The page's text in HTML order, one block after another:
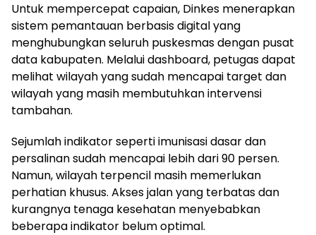
Untuk mempercepat capaian, Dinkes menerapkan
sistem pemantauan berbasis digital yang
menghubungkan seluruh puskesmas dengan pusat
data kabupaten. Melalui dashboard, petugas dapat
melihat wilayah yang sudah mencapai target dan
wilayah yang masih membutuhkan intervensi
tambahan.
Sejumlah indikator seperti imunisasi dasar dan
persalinan sudah mencapai lebih dari 90 persen.
Namun, wilayah terpencil masih memerlukan
perhatian khusus. Akses jalan yang terbatas dan
kurangnya tenaga kesehatan menyebabkan
beberapa indikator belum optimal.